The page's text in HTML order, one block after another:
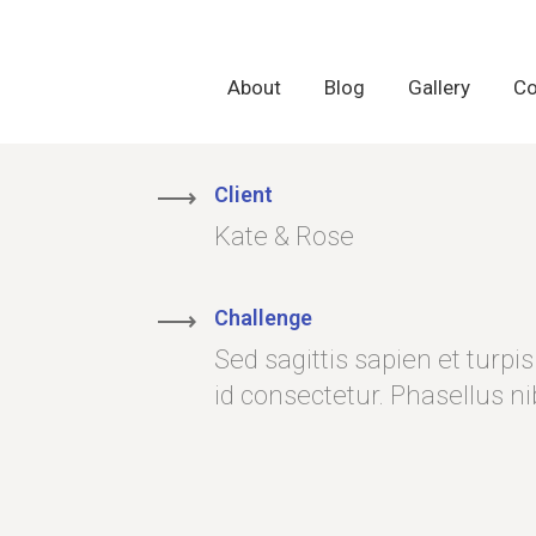
About Blog Gallery
Client
Kate & Rose
Challenge
Sed sagittis sapien et
id consectetur. Phasellus
About Blog Gallery